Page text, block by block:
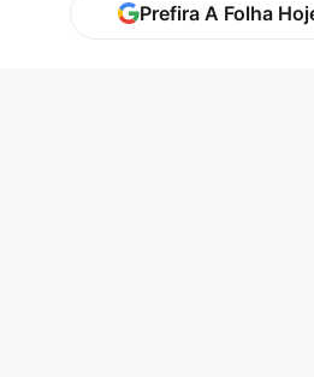
Prefira A Folha